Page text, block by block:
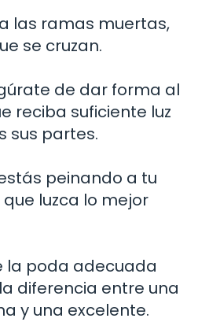
las ramas muertas,
se cruzan.
de dar forma al
reciba suficiente luz
sus partes.
peinando a tu
luzca lo mejor
la poda adecuada
diferencia entre una
y una excelente.